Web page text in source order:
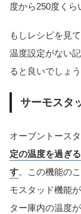
度から250度くら
もしレシピを見
温度設定がない
ると良いでしょう
サーモスタ
オーブントース
定の温度を過ぎ
す。この機能の
モスタッド機能
ター庫内の温度